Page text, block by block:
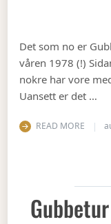
Det som no er
våren 1978 (!)
nokre har vore
Uansett er det …
READ MORE